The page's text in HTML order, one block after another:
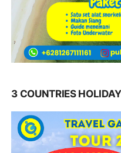
3 COUNTRIES